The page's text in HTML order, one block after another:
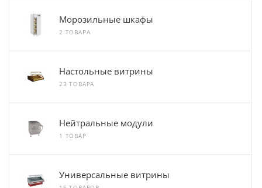
Морозильные шкафы
2 ТОВАРА
Настольные витрины
23 ТОВАРА
Нейтральные модули
1 ТОВАР
Универсальные витрины